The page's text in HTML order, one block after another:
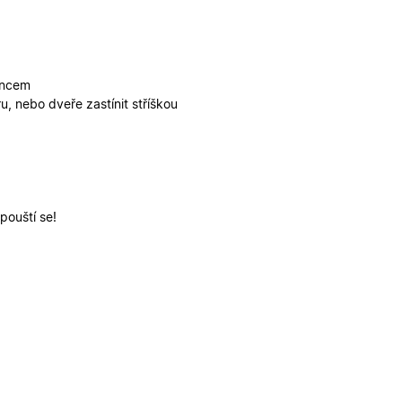
nebo dveře zastínit stříškou
se!
cookies
Analytics - což
Google.
uživatelů
podporuje
jako soubor
relace.
webu.
jako je nabízení
webu.
cookies.